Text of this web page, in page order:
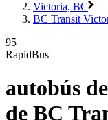
Victoria, BC
BC Transit
95
RapidBus
autobús
de BC